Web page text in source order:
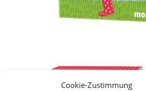
Cookie-Zustimmung